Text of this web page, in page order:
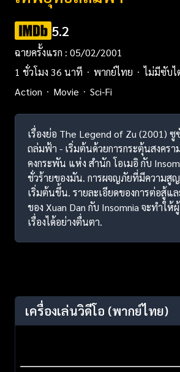
5.2
ฉายครั้งแรก : 05/02/2001
1 ชั่วโมง 36 นาที
พากย์ไทย ไม่มีซับไ
Action
Movie Sci-Fi
เรื่องย่อ The Legend of Zu (2001)
ถล่มฟ้า - เริ่มต้นด้วยการกระตุ้นสงครา
คงกระพัน แห่ง สำนัก โอเมอิ กับ
ชั่วร้ายของมัน. การผจญภัยที่มีความสู
เริ่มต้นขึ้น. รายละเอียดของการต่อสู้แ
ของ Xuan Dan กับ Insomnia จะทำใ
เรื่องได้อย่างตื่นตา.
เครื่องเล่นวิดีโอ (พากย์ไทย)